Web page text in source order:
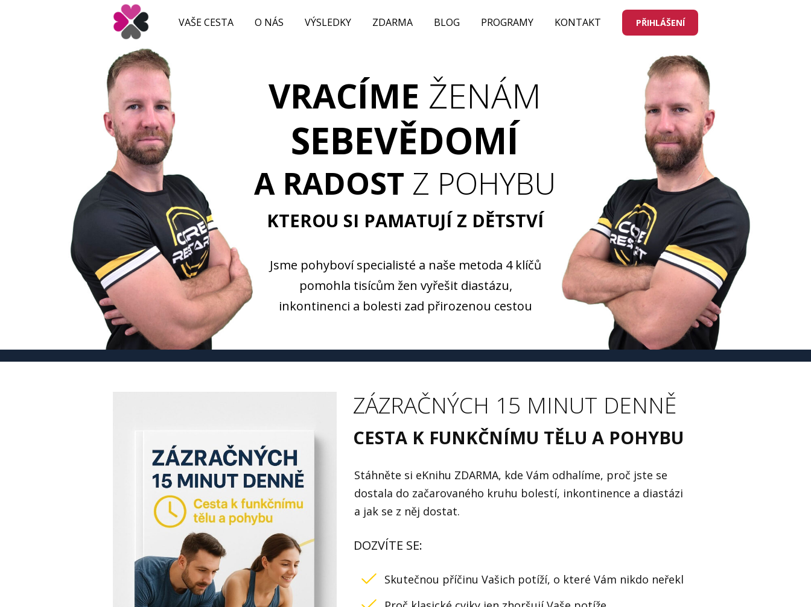
VAŠE CESTA O NÁS VÝSLEDKY ZDARMA BLOG PROGRAMY KONTAKT PŘIHLÁŠENÍ
VRACÍME ŽENÁM
SEBEVĚDOMÍ
A RADOST Z POHYBU
KTEROU SI PAMATUJÍ Z DĚTSTVÍ
Jsme pohyboví specialisté a naše metoda 4 klíčů
pomohla tisícům žen vyřešit diastázu,
inkontinenci a bolesti zad přirozenou cestou
ZÁZRAČNÝCH 15 MINUT DENNĚ
CESTA K FUNKČNÍMU TĚLU A POHYBU
Stáhněte si eKnihu ZDARMA, kde Vám odhalíme, proč jste se
dostala do začarovaného kruhu bolestí, inkontinence a diastázi
a jak se z něj dostat.
DOZVÍTE SE:
Skutečnou příčinu Vašich potíží, o které Vám nikdo neřekl